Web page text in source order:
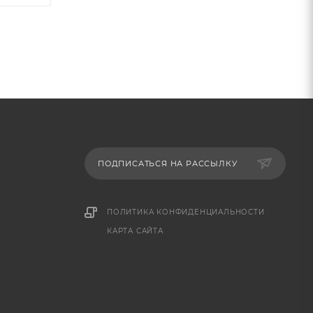
ПОДПИСАТЬСЯ НА РАССЫЛКУ
ПОЛИТИКА КОНФИДЕНЦИАЛЬНОСТИ
КАРТА САЙТА